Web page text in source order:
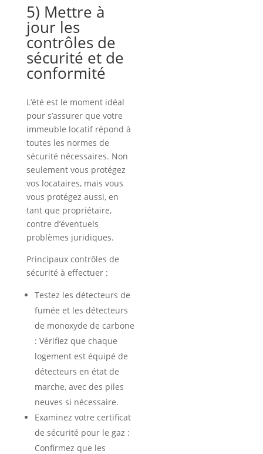
5) Mettre à
jour les
contrôles de
sécurité et de
conformité
L’été est le moment idéal
pour s’assurer que votre
immeuble locatif répond à
toutes les normes de
sécurité nécessaires. Non
seulement vous protégez
vos locataires, mais vous
vous protégez aussi, en
tant que propriétaire,
contre d’éventuels
problèmes juridiques.
Principaux contrôles de
sécurité à effectuer :
Testez les détecteurs de
fumée et les détecteurs
de monoxyde de carbone
: Vérifiez que chaque
logement est équipé de
détecteurs en état de
marche, avec des piles
neuves si nécessaire.
Examinez votre certificat
de sécurité pour le gaz :
Confirmez que les